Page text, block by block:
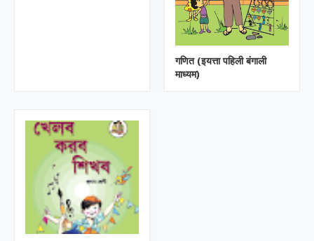
गणित (इयत्ता पहिली बंगाली
माध्यम)